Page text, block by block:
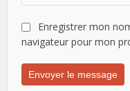
Enregistrer mon
navigateur pour mon